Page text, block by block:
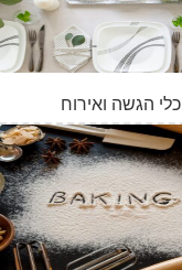
כלי הגשה ואירוח